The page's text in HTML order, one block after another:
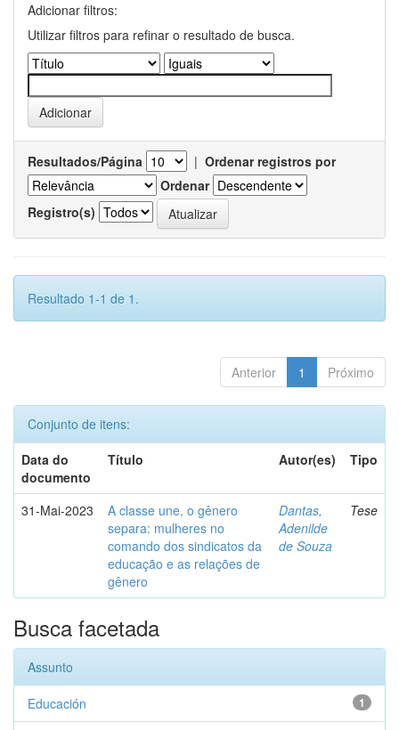
Adicionar filtros:
Utilizar filtros para refinar o resultado de busca.
Resultados/Página | Ordenar registros por
Ordenar
Registro(s)
Resultado 1-1 de 1.
Anterior 1 Próximo
Conjunto de itens:
Data do
documento
Título Autor(es) Tipo
31-Mai-2023
A classe une, o gênero
separa: mulheres no
comando dos sindicatos da
educação e as relações de
gênero
Dantas,
Adenilde
de Souza
Tese
Busca facetada
Assunto
1
Educación